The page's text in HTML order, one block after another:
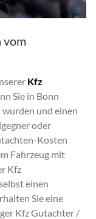
vom
Kfz
Sie in Bonn
und einen
oder
Kosten
Fahrzeug mit
Kfz
einen
Sie eine
Kfz Gutachter /